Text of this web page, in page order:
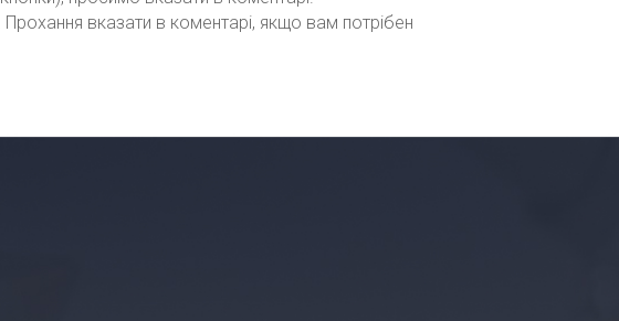
Прохання вказати в коментарі, якщо вам потрібен